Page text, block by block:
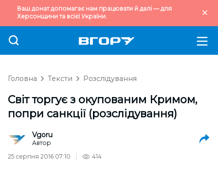
Ваш донат допомагає нам працювати й далі — для
Херсонщини та всієї України.
Головна Тексти Розслідування
Світ торгує з окупованим Кримом,
попри санкції (розслідування)
Vgoru
Автор
25 серпня 2016 07:10
414